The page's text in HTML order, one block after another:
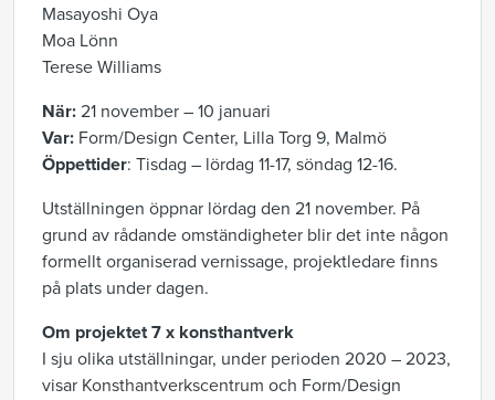
Masayoshi Oya
Moa Lönn
Terese Williams
När: 21 november – 10 januari
Var: Form/Design Center, Lilla Torg 9, Malmö
Öppettider: Tisdag – lördag 11-17, söndag 12-16.
Utställningen öppnar lördag den 21 november. På
grund av rådande omständigheter blir det inte någon
formellt organiserad vernissage, projektledare finns
på plats under dagen.
Om projektet 7 x konsthantverk
I sju olika utställningar, under perioden 2020 – 2023,
visar Konsthantverkscentrum och Form/Design